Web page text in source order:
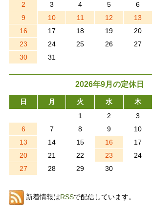
2
3 4 5 6
9
10 11 12 13
16
17 18 19 20
23
24 25 26 27
30
31
2026年9月の定休日
日 月 火 水 木
1
2 3
6
7 8 9 10
13
14 15 16 17
20
21 22 23 24
27
28 29 30
新着情報はRSSで配信しています。